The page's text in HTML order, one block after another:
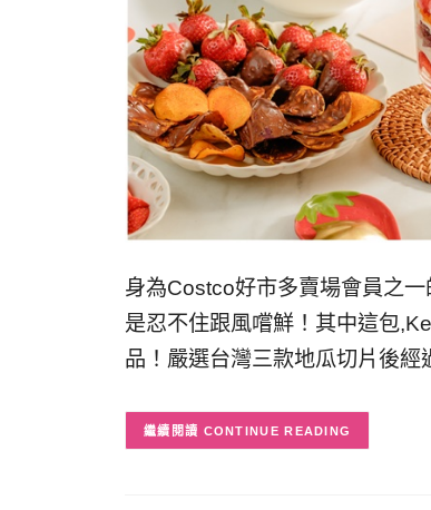
身為Costco好市多賣場會員之
是忍不住跟風嚐鮮！其中這包
品！嚴選台灣三款地瓜切片後
CONTINUE READING